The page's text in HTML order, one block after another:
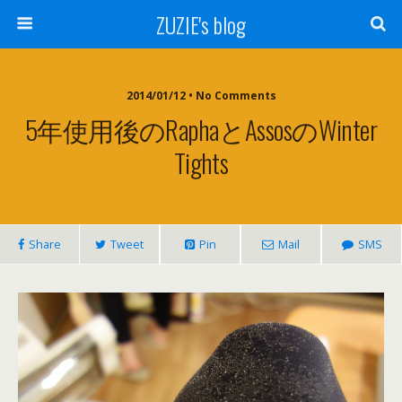
ZUZIE's blog
2014/01/12 • No Comments
5年使用後のRaphaとAssosのWinter
Tights
Share Tweet Pin Mail SMS